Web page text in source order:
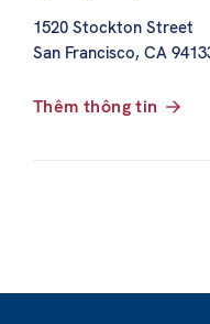
1520 Stockton Street
San Francisco, CA
Thêm thông tin